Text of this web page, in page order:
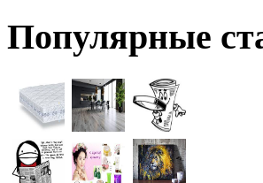
Популярные